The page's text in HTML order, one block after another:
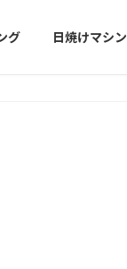
グ 日焼けマシン